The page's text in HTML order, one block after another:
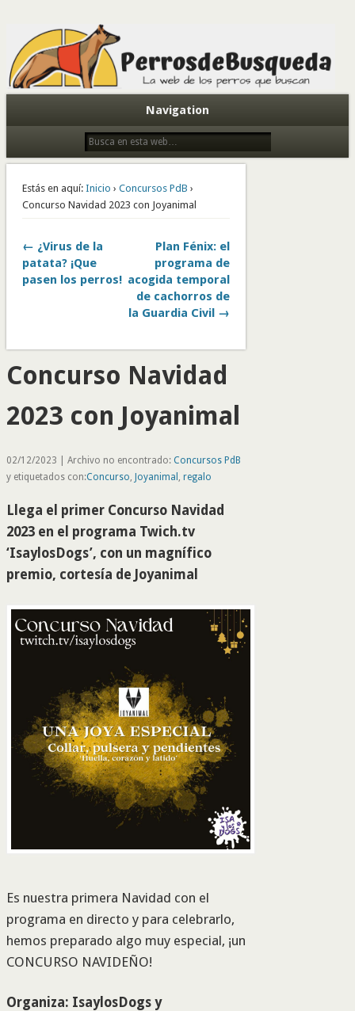
Todo sobre perros de búsqueda y detectores
Navigation
Estás en aquí: Inicio › Concursos PdB ›
Concurso Navidad 2023 con Joyanimal
← ¿Virus de la
patata? ¡Que
pasen los perros!
Plan Fénix: el
programa de
acogida temporal
de cachorros de
la Guardia Civil →
Concurso Navidad
2023 con Joyanimal
02/12/2023 | Archivo no encontrado: Concursos PdB
y etiquetados con:Concurso, Joyanimal , regalo
Llega el primer Concurso Navidad
2023 en el programa Twich.tv
‘IsaylosDogs’, con un magnífico
premio, cortesía de Joyanimal
Es nuestra primera Navidad con el
programa en directo y para celebrarlo,
hemos preparado algo muy especial, ¡un
CONCURSO NAVIDEÑO!
Organiza: IsaylosDogs y